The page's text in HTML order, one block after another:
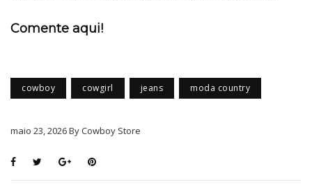
Comente aqui!
cowboy cowgirl jeans moda country
maio 23, 2026 By Cowboy Store